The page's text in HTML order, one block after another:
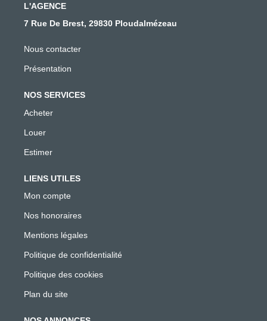
L'AGENCE
7 Rue De Brest, 29830 Ploudalmézeau
Nous contacter
Présentation
NOS SERVICES
Acheter
Louer
Estimer
LIENS UTILES
Mon compte
Nos honoraires
Mentions légales
Politique de confidentialité
Politique des cookies
Plan du site